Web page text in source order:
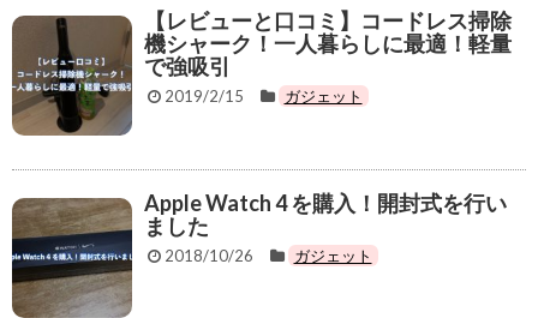
【レビューと口コミ】コードレス掃除
機シャーク！一人暮らしに最適！軽量
で強吸引
2019/2/15 ガジェット
Apple Watch 4 を購入！開封式を行い
ました
2018/10/26 ガジェット
スターバックス
クレジットカード
ネタ・日常
機械学習
ブログ運営
カスタマイズ